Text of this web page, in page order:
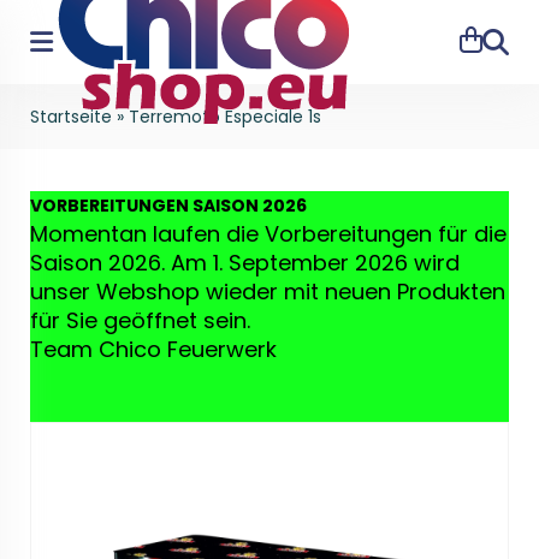
Suche
Startseite »Terremoto Especiale 1s
VORBEREITUNGEN SAISON 2026
Momentan laufen die Vorbereitungen für die
Saison 2026. Am 1. September 2026 wird
unser Webshop wieder mit neuen Produkten
für Sie geöffnet sein.
Team Chico Feuerwerk